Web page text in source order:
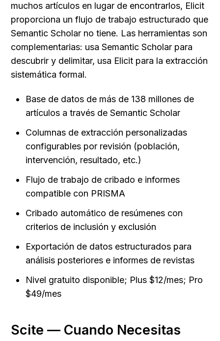
muchos artículos en lugar de encontrarlos, Elicit
proporciona un flujo de trabajo estructurado que
Semantic Scholar no tiene. Las herramientas son
complementarias: usa Semantic Scholar para
descubrir y delimitar, usa Elicit para la extracción
sistemática formal.
Base de datos de más de 138 millones de
artículos a través de Semantic Scholar
Columnas de extracción personalizadas
configurables por revisión (población,
intervención, resultado, etc.)
Flujo de trabajo de cribado e informes
compatible con PRISMA
Cribado automático de resúmenes con
criterios de inclusión y exclusión
Exportación de datos estructurados para
análisis posteriores e informes de revistas
Nivel gratuito disponible; Plus $12/mes; Pro
$49/mes
Scite — Cuando Necesitas